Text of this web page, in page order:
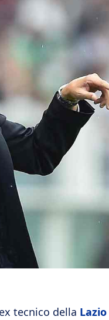
tecnico della Lazio